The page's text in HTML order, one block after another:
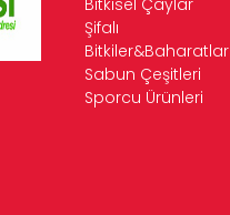
Bitkisel Çaylar
Şifalı
Bitkiler&Baharatlar
Sabun Çeşitleri
Sporcu Ürünleri